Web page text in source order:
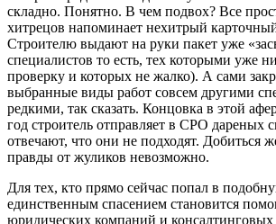
складно. Понятно. В чем подвох? Все
хитрецов напоминает нехитрый
Строителю выдают на руки пакет уже
специалистов то есть, тех которыми уже
проверку и которых не жалко). А сами
выбранные виды работ совсем другими
редкими, так сказать. Концовка в этой
год строитель отправляет в СРО дареных
отвечают, что они не подходят. Добиться
правды от жуликов невозможно.
Для тех, кто прямо сейчас попал в
единственным спасением становится
юридических компаний и консалтинговых